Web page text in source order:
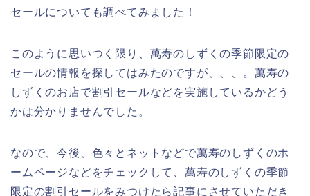
セールについても調べてみました！
このように思いつく限り、萬寿のしずくの季節限定の
セールの情報を探してはみたのですが、、、。萬寿の
しずくのお店で割引セールなどを実施しているかどう
かは分かりませんでした。
なので、今後、色々とネットなどで萬寿のしずくのホ
ームページなどをチェックして、萬寿のしずくの季節
限定の割引セールをみつけたら記事にさせていただき